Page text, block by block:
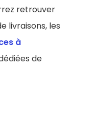
retrouver
livraisons, les
à
de